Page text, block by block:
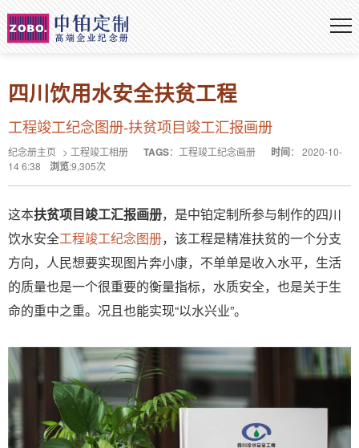
四川饮用水安全扶贫工程
工程竣工纪念图册-扶贫项目竣工汇报画册
纪念册主页 > 工程竣工相册 TAGS： 工程竣工纪念画册 时间： 2020-10-
14 6:38
浏览:9,305次
这本扶贫项目竣工汇报画册，是中铂定制所参与制作的四川
饮水安全工程竣工纪念图册，该工程是精准扶贫的一个分支
方向，人民想要实现图片奔小康，不单单是收入水平，生活
的质量也是一个很重要的衡量指标，水质安全，也是关于生
命的重中之重。况且也能实现“以水兴业”。